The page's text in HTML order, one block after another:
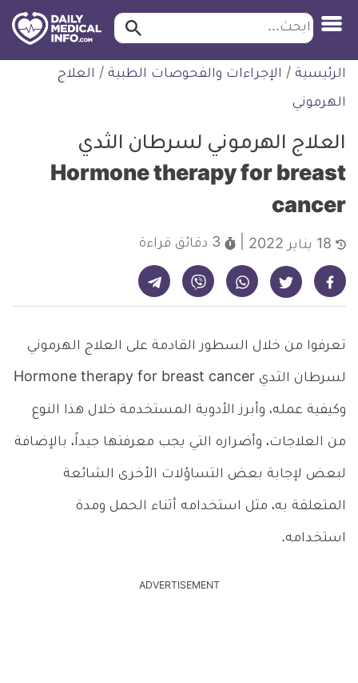
التخطي
للمحتوى
طبية
ابحث ابحث…
الرئيسية / الإجراءات والفحوصات الطبية / العلاج
الهرموني
العلاج الهرموني لسرطان الثدي
Hormone therapy for breast
cancer
3 دقائق قراءة
شارك على فيسبوك - ديلي ميديكال انفو شارك على تويتر - ديلي ميديكال انفو شارك على واتساب - ديلي ميديكال انفو شارك على فايبر - ديلي ميديكال انفو شارك على تيليجرام - ديلي ميديكال انفو
تعرفوا من خلال السطور القادمة على العلاج الهرموني
لسرطان الثدي Hormone therapy for breast cancer
وكيفية عمله، وأبرز الأدوية المستخدمة خلال هذا النوع
من العلاجات، وأضراره التي يجب معرفتها جيداً، بالإضافة
لبعض لإجابة بعض التساؤلات الأخرى الشائعة
المتعلقة به، مثل استخدامه أثناء الحمل ومدة
استخدامه.
ADVERTISEMENT